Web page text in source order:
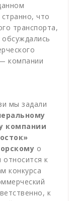
что
транспорта,
компании
мы задали
компании
о
относится к
конкурса
к